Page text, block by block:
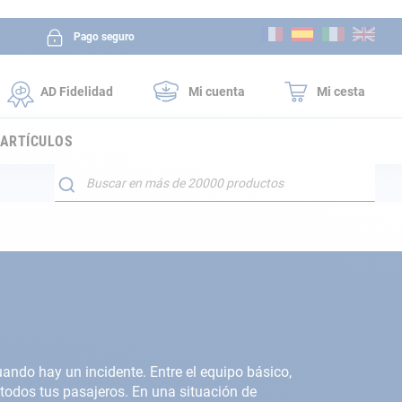
Pago seguro
AD Fidelidad
Mi cuenta Mi cesta
Buscar
hay un incidente. Entre el equipo básico,
tus pasajeros. En una situación de